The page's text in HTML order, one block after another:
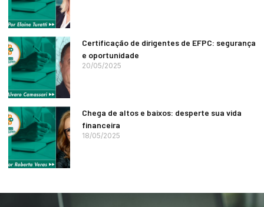
Certificação de dirigentes de EFPC: segurança
e oportunidade
20/05/2025
Chega de altos e baixos: desperte sua vida
financeira
18/05/2025